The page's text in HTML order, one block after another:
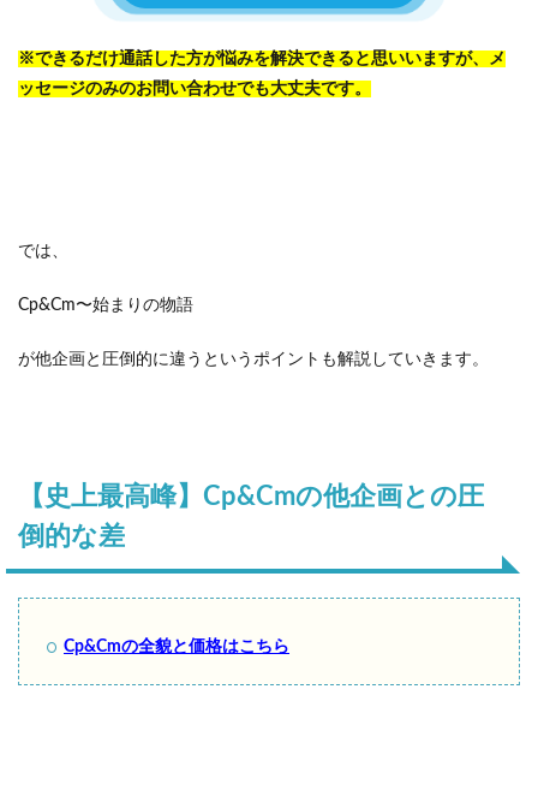
※できるだけ通話した方が悩みを解決できると思いいますが、メ
ッセージのみのお問い合わせでも大丈夫です。
では、
Cp&Cm〜始まりの物語
が他企画と圧倒的に違うというポイントも解説していきます。
【史上最高峰】Cp&Cmの他企画との圧
倒的な差
Cp&Cmの全貌と価格はこちら